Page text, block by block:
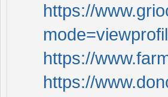
https://
https://
https://